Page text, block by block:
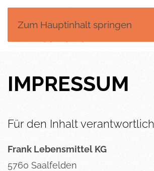
Zum Hauptinhalt springen
IMPRESSUM
Für den Inhalt verantwortlich
Frank Lebensmittel KG
5760 Saalfelden